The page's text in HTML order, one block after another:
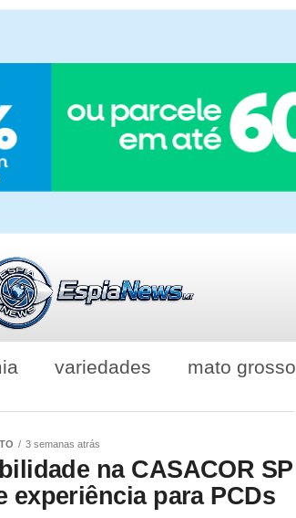
variedades mato grosso
3 semanas atrás
na CASACOR SP
experiência para PCDs